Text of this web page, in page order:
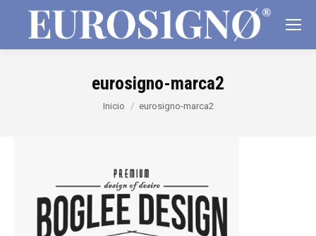
eurosigno-marca2
Estás aquí:
Inicio eurosigno-marca2